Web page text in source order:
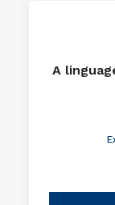
A